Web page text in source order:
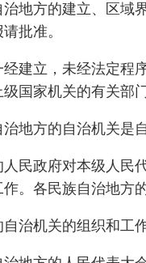
治地方的建立、区域
批准。
立，未经法定程序
国家机关的有关部
治地方的自治机关是
政府对本级人民代
。各民族自治地方
机关的组织和工作